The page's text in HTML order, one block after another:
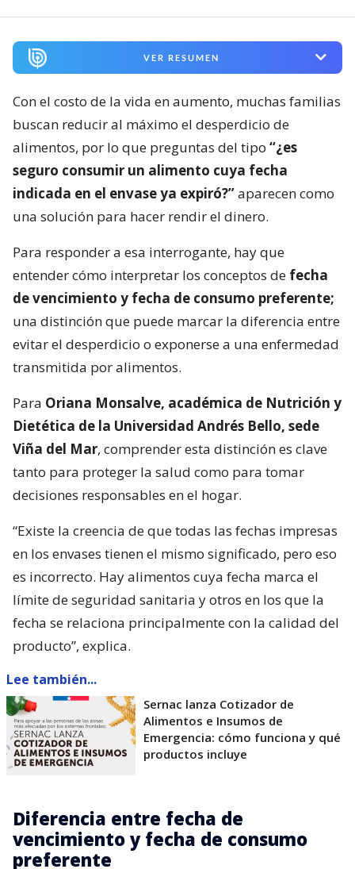
VER RESUMEN
Con el costo de la vida en aumento, muchas familias
buscan reducir al máximo el desperdicio de
alimentos, por lo que preguntas del tipo “¿es
seguro consumir un alimento cuya fecha
indicada en el envase ya expiró?”aparecen como
una solución para hacer rendir el dinero.
Para responder a esa interrogante, hay que
entender cómo interpretar los conceptos de fecha
de vencimiento y fecha de consumo preferente;
una distinción que puede marcar la diferencia entre
evitar el desperdicio o exponerse a una enfermedad
transmitida por alimentos.
Para Oriana Monsalve, académica de Nutrición y
Dietética de la Universidad Andrés Bello, sede
Viña del Mar, comprender esta distinción es clave
tanto para proteger la salud como para tomar
decisiones responsables en el hogar.
“Existe la creencia de que todas las fechas impresas
en los envases tienen el mismo significado, pero eso
es incorrecto. Hay alimentos cuya fecha marca el
límite de seguridad sanitaria y otros en los que la
fecha se relaciona principalmente con la calidad del
producto”, explica.
Lee también...
Sernac lanza Cotizador de
Alimentos e Insumos de
Emergencia: cómo funciona y qué
productos incluye
Diferencia entre fecha de
vencimiento y fecha de consumo
preferente